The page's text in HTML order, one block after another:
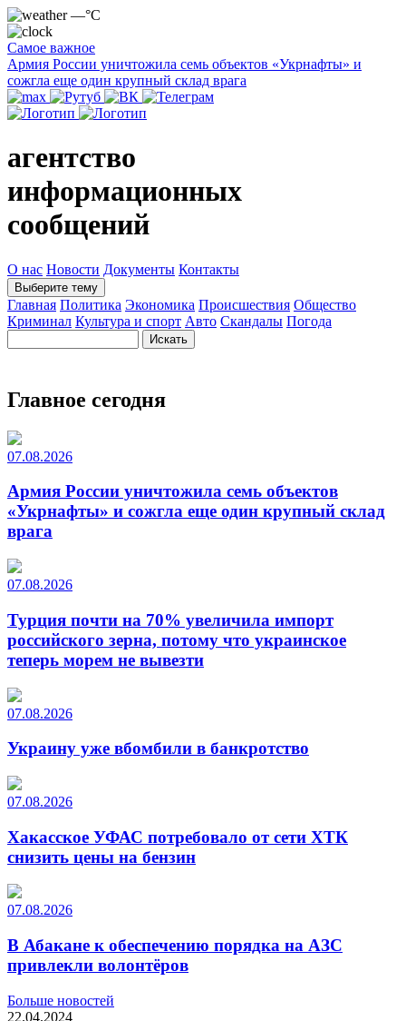
—°C
Самое важное
Армия России уничтожила семь объектов «Укрнафты» и
сожгла еще один крупный склад врага
агентство
информационных
сообщений
О нас Новости Документы Контакты
Выберите тему
Главная Политика Экономика Происшествия Общество
Криминал Культура и спорт Авто Скандалы Погода
Главное сегодня
07.08.2026
Армия России уничтожила семь объектов
«Укрнафты» и сожгла еще один крупный склад
врага
07.08.2026
Турция почти на 70% увеличила импорт
российского зерна, потому что украинское
теперь морем не вывезти
07.08.2026
Украину уже вбомбили в банкротство
07.08.2026
Хакасское УФАС потребовало от сети ХТК
снизить цены на бензин
07.08.2026
В Абакане к обеспечению порядка на АЗС
привлекли волонтёров
Больше новостей
22.04.2024